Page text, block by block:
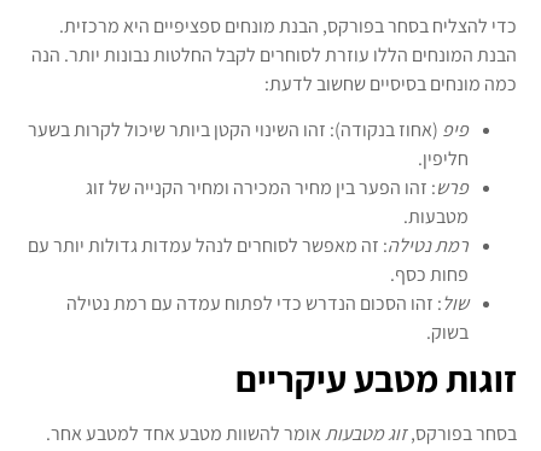
כדי להצליח בסחר בפורקס, הבנת מונחים ספציפיים היא מרכזית.
הבנת המונחים הללו עוזרת לסוחרים לקבל החלטות נבונות יותר. הנה
כמה מונחים בסיסיים שחשוב לדעת:
פיפ (אחוז בנקודה): זהו השינוי הקטן ביותר שיכול לקרות בשער
חליפין.
פרש: זהו הפער בין מחיר המכירה ומחיר הקנייה של זוג
מטבעות.
רמת נטילה: זה מאפשר לסוחרים לנהל עמדות גדולות יותר עם
פחות כסף.
שול: זהו הסכום הנדרש כדי לפתוח עמדה עם רמת נטילה
בשוק.
זוגות מטבע עיקריים
בסחר בפורקס,זוג מטבעותאומר להשוות מטבע אחד למטבע אחר.